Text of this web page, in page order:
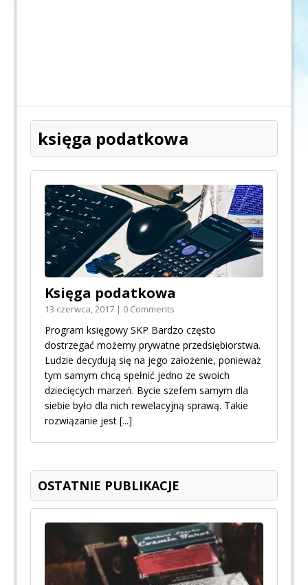
księga podatkowa
Księga podatkowa
13 czerwca, 2017 | 0 Comments
Program księgowy SKP Bardzo często
dostrzegać możemy prywatne przedsiębiorstwa.
Ludzie decydują się na jego założenie, ponieważ
tym samym chcą spełnić jedno ze swoich
dziecięcych marzeń. Bycie szefem samym dla
siebie było dla nich rewelacyjną sprawą. Takie
rozwiązanie jest [...]
OSTATNIE PUBLIKACJE